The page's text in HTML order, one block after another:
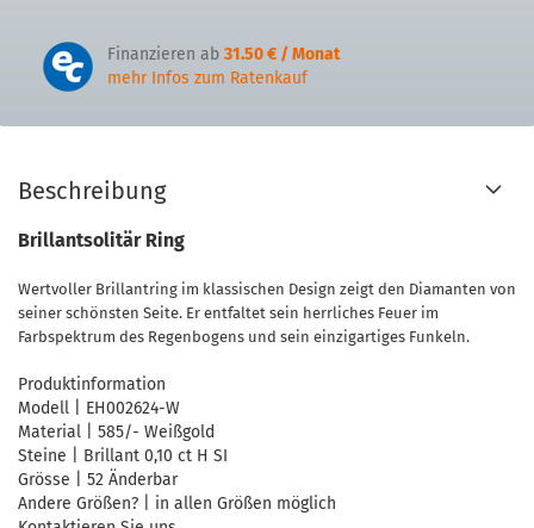
Finanzieren ab 31.50 € / Monat
mehr Infos zum Ratenkauf
Beschreibung
Brillantsolitär Ring
Wertvoller Brillantring im klassischen Design zeigt den Diamanten von
seiner schönsten Seite. Er entfaltet sein herrliches Feuer im
Farbspektrum des Regenbogens und sein einzigartiges Funkeln.
Produktinformation
Modell | EH002624-W
Material | 585/- Weißgold
Steine | Brillant 0,10 ct H SI
Grösse | 52 Änderbar
Andere Größen? | in allen Größen möglich